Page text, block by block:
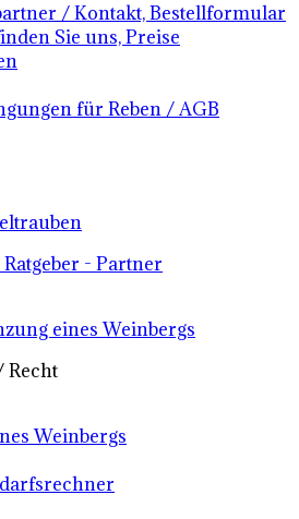
/ Kontakt, Bestellformular
Sie uns, Preise
für Reben / AGB
- Partner
eines Weinbergs
Recht
Weinbergs